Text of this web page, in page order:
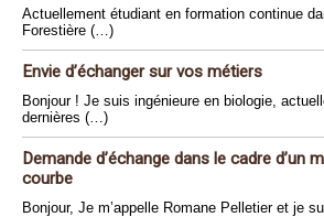
Actuellement étudiant en formation continue
Forestière (…)
Envie d’échanger sur vos métiers
Bonjour ! Je suis ingénieure en biologie,
dernières (…)
Demande d’échange dans le cadre d’un
courbe
Bonjour, Je m’appelle Romane Pelletier et je